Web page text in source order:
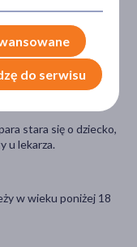
powinien być przez
dziecka. Kobiety,
pokruszonych
- należy unikać
stara się o dziecko,
u lekarza.
w wieku poniżej 18
do serwisu